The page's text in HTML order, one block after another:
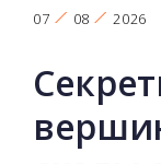
07 08 2026